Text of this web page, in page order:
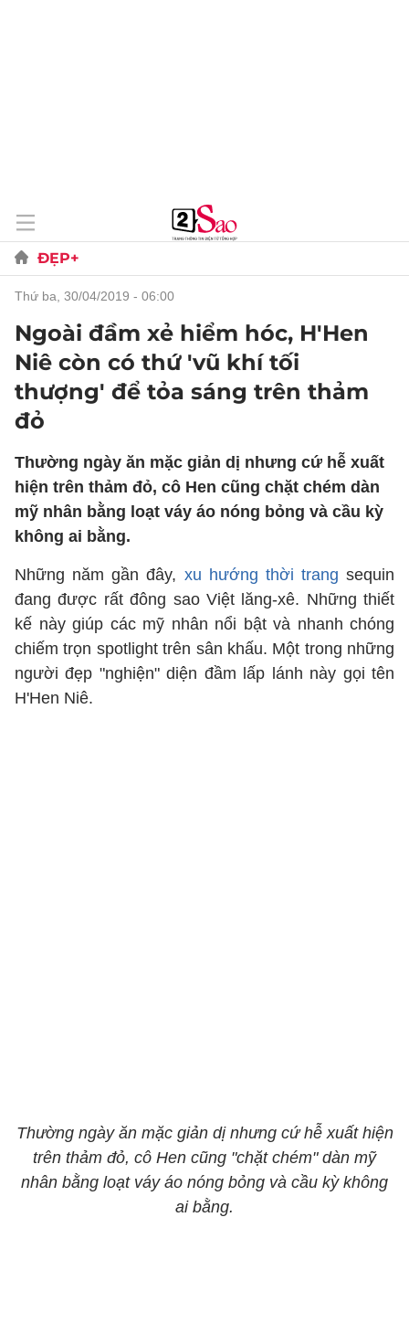
ĐẸP+
thứ ba, 30/04/2019 - 06:00
Ngoài đầm xẻ hiểm hóc, H'Hen
Niê còn có thứ 'vũ khí tối
thượng' để tỏa sáng trên thảm
đỏ
Thường ngày ăn mặc giản dị nhưng cứ hễ xuất
hiện trên thảm đỏ, cô Hen cũng chặt chém dàn
mỹ nhân bằng loạt váy áo nóng bỏng và cầu kỳ
không ai bằng.
Những năm gần đây, xu hướng thời trang sequin
đang được rất đông sao Việt lăng-xê. Những thiết
kế này giúp các mỹ nhân nổi bật và nhanh chóng
chiếm trọn spotlight trên sân khấu. Một trong những
người đẹp "nghiện" diện đầm lấp lánh này gọi tên
H'Hen Niê.
Thường ngày ăn mặc giản dị nhưng cứ hễ xuất hiện
trên thảm đỏ, cô Hen cũng "chặt chém" dàn mỹ
nhân bằng loạt váy áo nóng bỏng và cầu kỳ không
ai bằng.